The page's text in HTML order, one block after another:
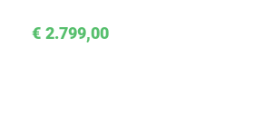
€ 2.799,00